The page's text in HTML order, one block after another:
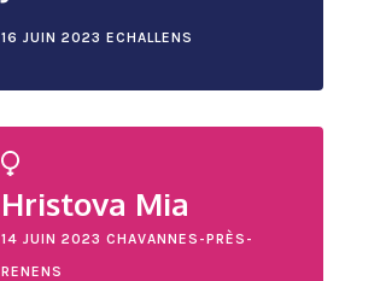
16 JUIN 2023 ECHALLENS
Hristova Mia
14 JUIN 2023 CHAVANNES-PRÈS-
RENENS